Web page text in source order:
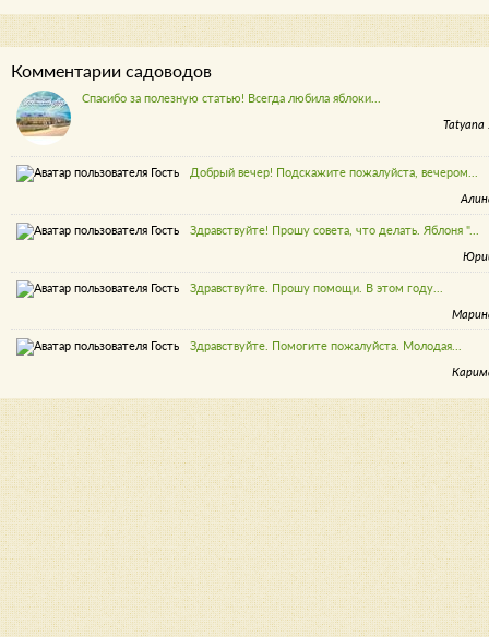
Комментарии садоводов
Спасибо за полезную статью! Всегда любила яблоки...
Tatyana
Добрый вечер! Подскажите пожалуйста, вечером...
Здравствуйте! Прошу совета, что делать. Яблоня "...
Здравствуйте. Прошу помощи. В этом году...
Здравствуйте. Помогите пожалуйста. Молодая...